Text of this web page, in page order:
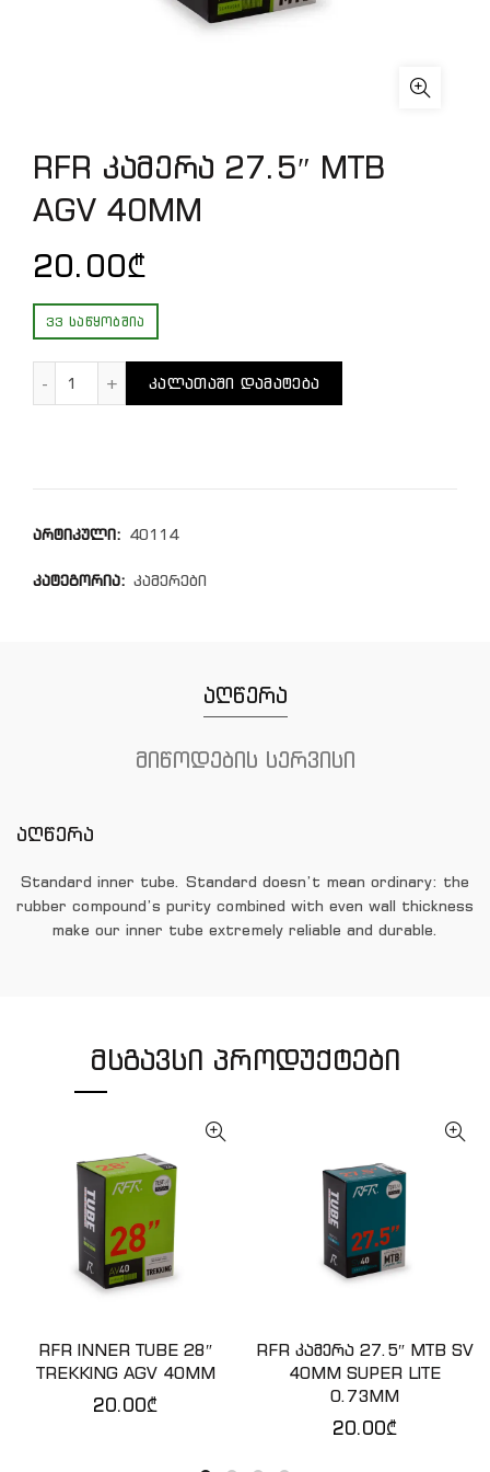
RFR კამერა 27.5″ MTB
AGV 40MM
20.00₾
33 ᲡᲐᲬᲧᲝᲑᲨᲘᲐ
ᲙᲐᲚᲐᲗᲐᲨᲘ ᲓᲐᲛᲐᲢᲔᲑᲐ
არტიკული: 40114
კატეგორია: კამერები
აღწერა
მიწოდების სერვისი
აღწერა
Standard inner tube. Standard doesn’t mean ordinary: the
rubber compound’s purity combined with even wall thickness
make our inner tube extremely reliable and durable.
ᲛᲡᲒᲐᲕᲡᲘ ᲞᲠᲝᲓᲣᲥᲢᲔᲑᲘ
ᲙᲐᲚᲐᲗᲐᲨᲘ ᲓᲐᲛᲐᲢᲔᲑᲐ
RFR INNER TUBE 28″
TREKKING AGV 40MM
20.00₾
ᲙᲐᲚᲐᲗᲐᲨᲘ ᲓᲐᲛᲐᲢᲔᲑᲐ
RFR კამერა 27.5″ MTB SV
40MM SUPER LITE
0.73MM
20.00₾